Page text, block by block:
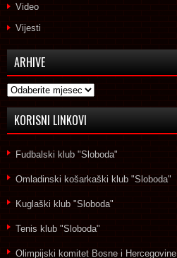
Video
Vijesti
ARHIVE
Arhive
KORISNI LINKOVI
Fudbalski klub "Sloboda"
Omladinski košarkaški klub "Sloboda"
Kuglaški klub "Sloboda"
Tenis klub "Sloboda"
Olimpijski komitet Bosne i Hercegovine